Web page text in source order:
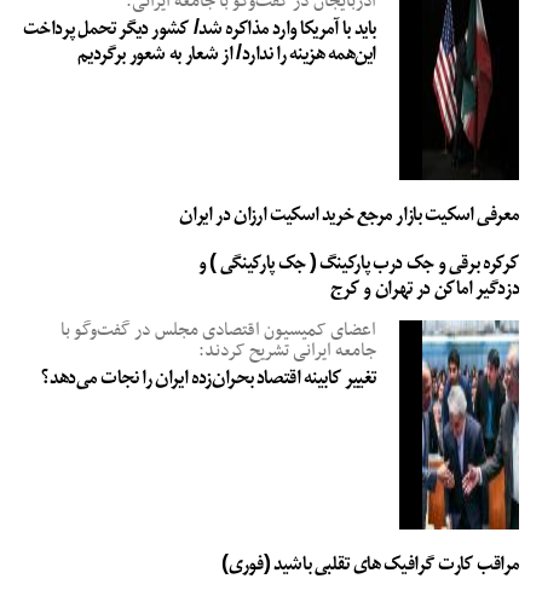
باید با آمریکا وارد مذاکره شد/ کشور دیگر تحمل پرداخت
این‌همه هزینه را ندارد/ از شعار به شعور برگردیم
معرفی اسکیت بازار مرجع خرید اسکیت ارزان در ایران
کرکره برقی و جک درب پارکینگ ( جک پارکینگی ) و
دزدگیر اماکن در تهران و کرج
اعضای کمیسیون اقتصادی مجلس در گفت‌وگو با
جامعه ایرانی تشریح کردند:
تغییر کابینه اقتصاد بحران‌زده ایران را نجات می‌دهد؟
مراقب کارت گرافیک های تقلبی باشید (فوری)